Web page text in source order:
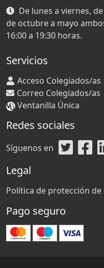
De lunes a viernes,
de octubre a mayo
16:00 a 19:30 horas.
Servicios
Acceso Colegiados/as
Correo Colegiados/as
Ventanilla Única
Redes sociales
Síguenos en
Legal
Política de protección de
Pago seguro